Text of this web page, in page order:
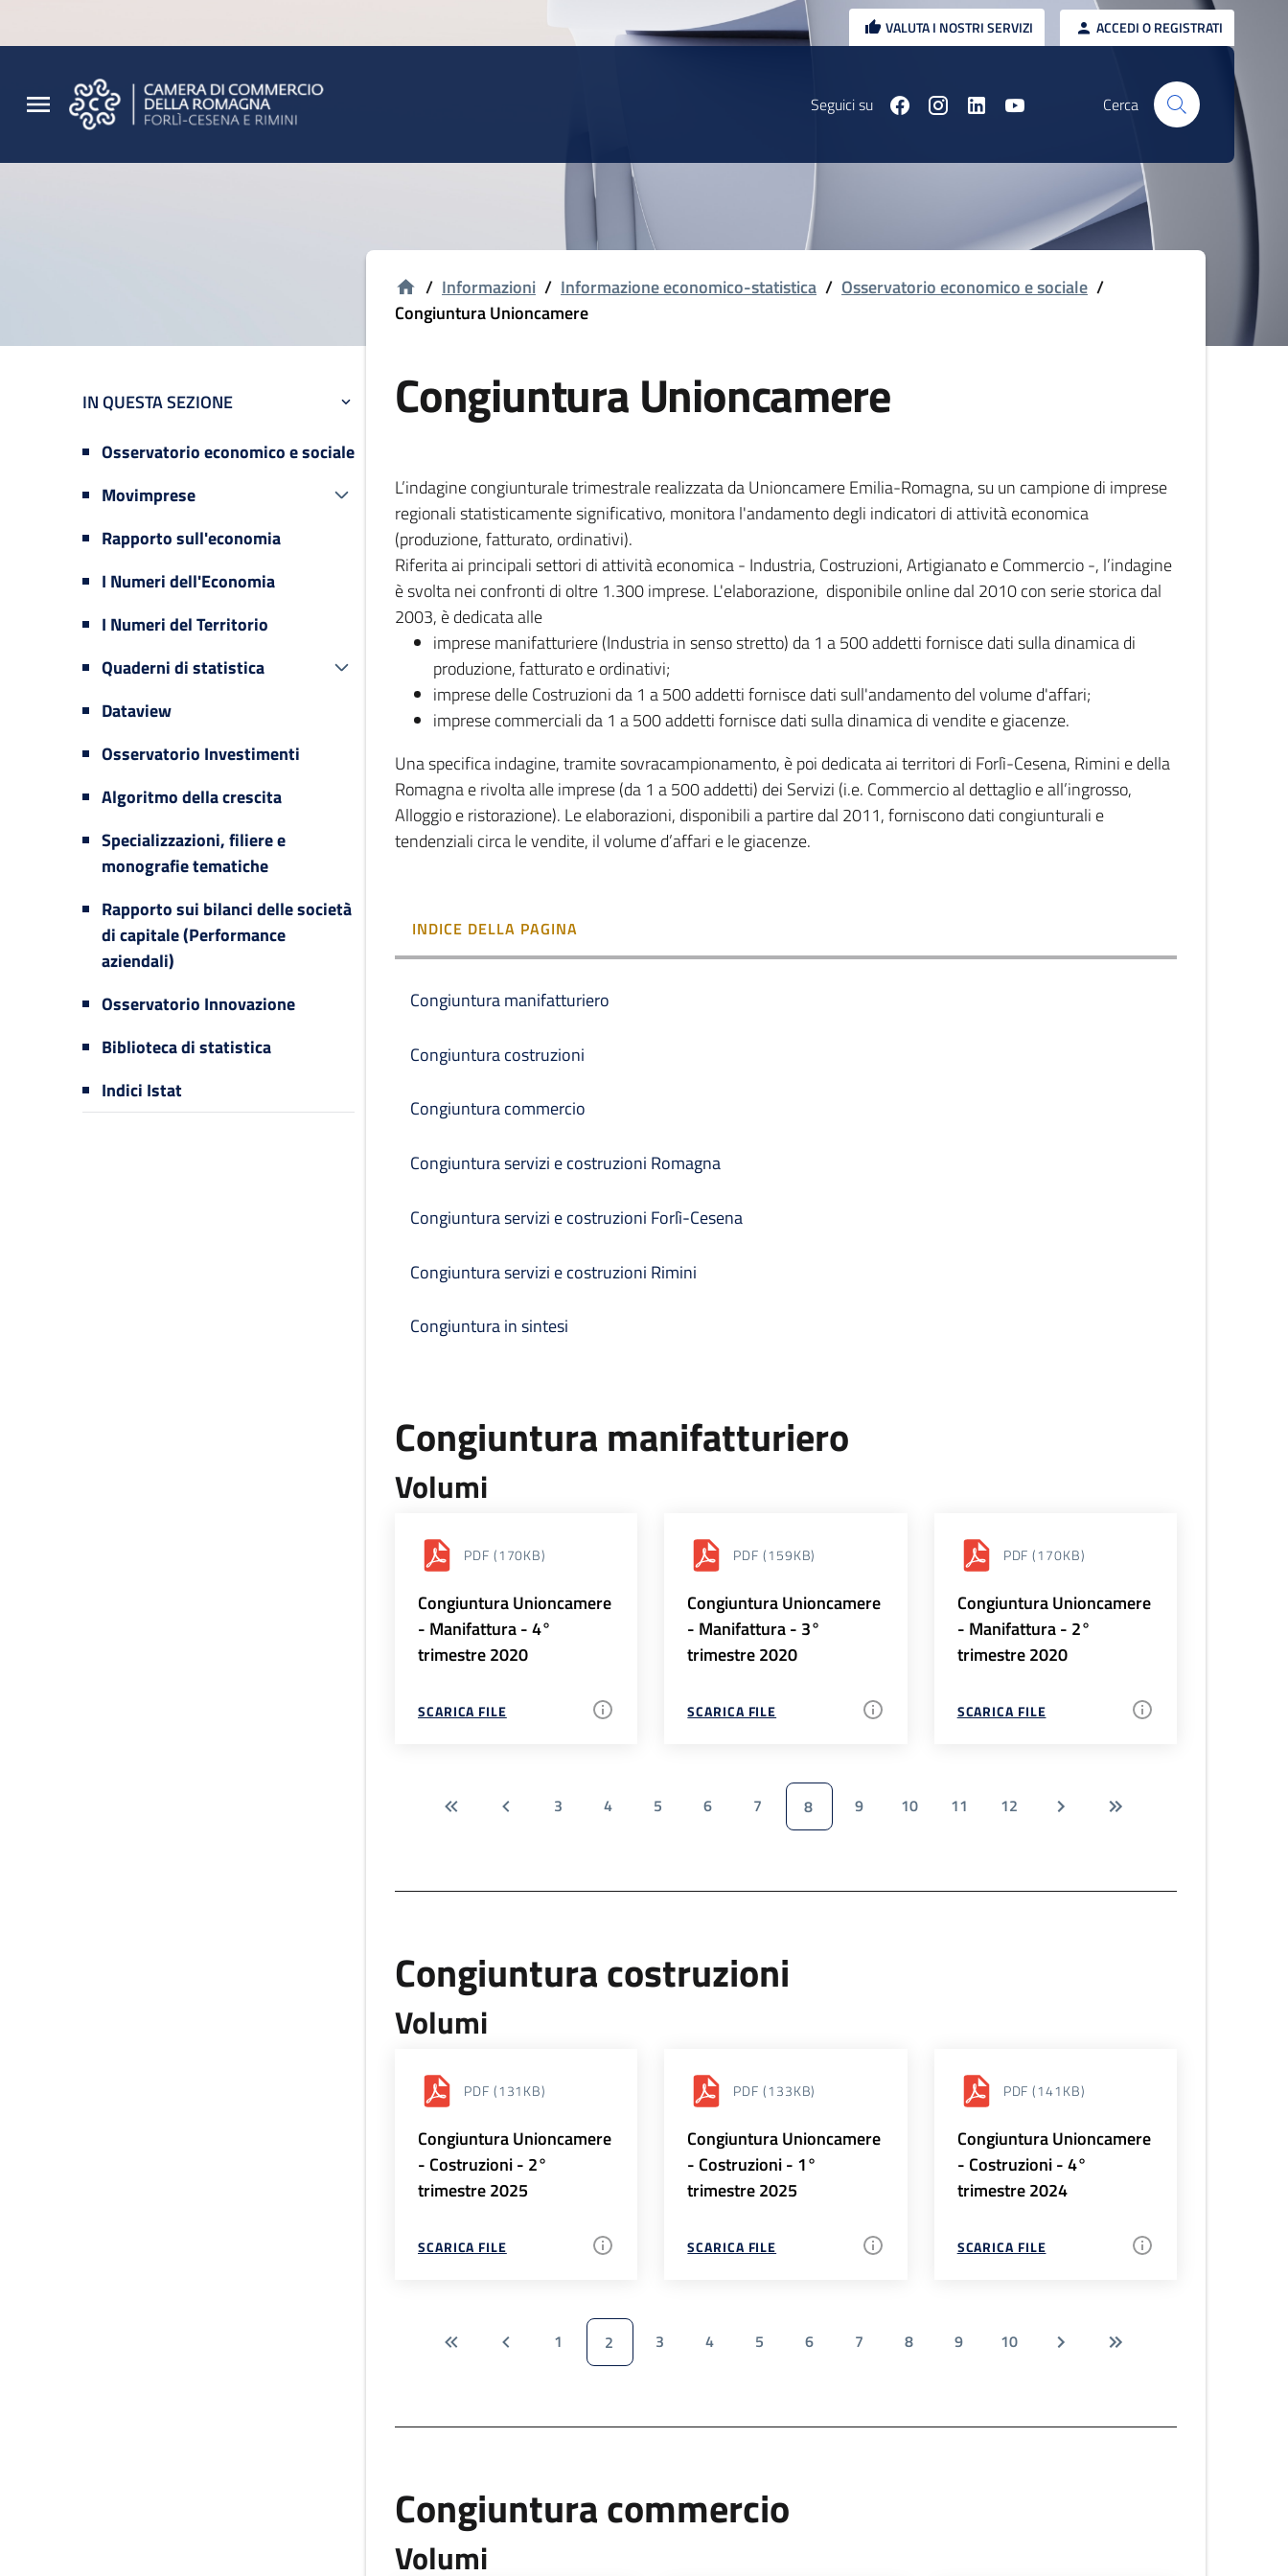
VALUTA I NOSTRI SERVIZI ACCEDI O REGISTRATI
Seguici su Cerca
IN QUESTA SEZIONE
Osservatorio economico e sociale
Movimprese
Rapporto sull'economia
I Numeri dell'Economia
I Numeri del Territorio
Quaderni di statistica
Dataview
Osservatorio Investimenti
Algoritmo della crescita
Specializzazioni, filiere e
monografie tematiche
Rapporto sui bilanci delle società
di capitale (Performance
aziendali)
Osservatorio Innovazione
Biblioteca di statistica
Indici Istat
/ Informazioni / Informazione economico-statistica / Osservatorio economico e sociale /
Congiuntura Unioncamere
Congiuntura Unioncamere
L’indagine congiunturale trimestrale realizzata da Unioncamere Emilia-Romagna, su un campione di imprese
regionali statisticamente significativo, monitora l'andamento degli indicatori di attività economica
(produzione, fatturato, ordinativi).
Riferita ai principali settori di attività economica - Industria, Costruzioni, Artigianato e Commercio -, l’indagine
è svolta nei confronti di oltre 1.300 imprese. L'elaborazione, disponibile online dal 2010 con serie storica dal
2003, è dedicata alle
imprese manifatturiere (Industria in senso stretto) da 1 a 500 addetti fornisce dati sulla dinamica di
produzione, fatturato e ordinativi;
imprese delle Costruzioni da 1 a 500 addetti fornisce dati sull'andamento del volume d'affari;
imprese commerciali da 1 a 500 addetti fornisce dati sulla dinamica di vendite e giacenze.
Una specifica indagine, tramite sovracampionamento, è poi dedicata ai territori di Forlì-Cesena, Rimini e della
Romagna e rivolta alle imprese (da 1 a 500 addetti) dei Servizi (i.e. Commercio al dettaglio e all’ingrosso,
Alloggio e ristorazione). Le elaborazioni, disponibili a partire dal 2011, forniscono dati congiunturali e
tendenziali circa le vendite, il volume d’affari e le giacenze.
INDICE DELLA PAGINA
Congiuntura manifatturiero
Congiuntura costruzioni
Congiuntura commercio
Congiuntura servizi e costruzioni Romagna
Congiuntura servizi e costruzioni Forlì-Cesena
Congiuntura servizi e costruzioni Rimini
Congiuntura in sintesi
Congiuntura manifatturiero
Volumi
PDF (170KB)
Congiuntura Unioncamere
- Manifattura - 4°
trimestre 2020
SCARICA FILE
PDF (159KB)
Congiuntura Unioncamere
- Manifattura - 3°
trimestre 2020
SCARICA FILE
PDF (170KB)
Congiuntura Unioncamere
- Manifattura - 2°
trimestre 2020
SCARICA FILE
3 4 5 6 7 8 9 10 11 12
Congiuntura costruzioni
Volumi
PDF (131KB)
Congiuntura Unioncamere
- Costruzioni - 2°
trimestre 2025
SCARICA FILE
PDF (133KB)
Congiuntura Unioncamere
- Costruzioni - 1°
trimestre 2025
SCARICA FILE
PDF (141KB)
Congiuntura Unioncamere
- Costruzioni - 4°
trimestre 2024
SCARICA FILE
1 2 3 4 5 6 7 8 9 10
Congiuntura commercio
Volumi